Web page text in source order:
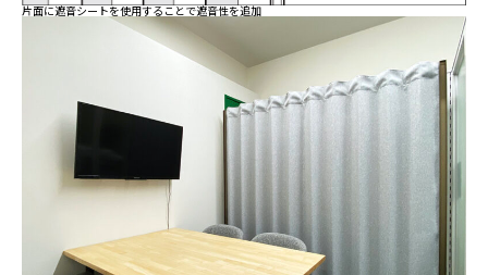
片面に遮音シートを使用することで遮音性を追加